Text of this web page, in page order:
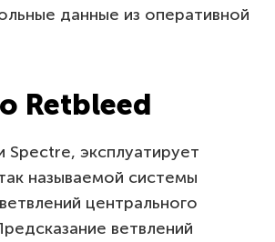
данные из оперативной
Retbleed
Spectre, эксплуатирует
называемой системы
центрального
ветвлений